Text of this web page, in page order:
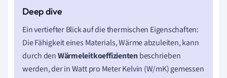
Ein vertiefter Blick auf die thermischen Eigenschaften:
Die Fähigkeit eines Materials, Wärme abzuleiten, kann
durch denWärmeleitkoeffizientenbeschrieben
werden, der in Watt pro Meter Kelvin (W/mK) gemessen